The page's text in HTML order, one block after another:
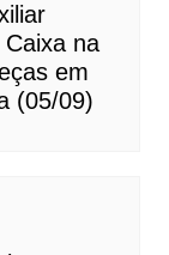
na
em
(05/09)